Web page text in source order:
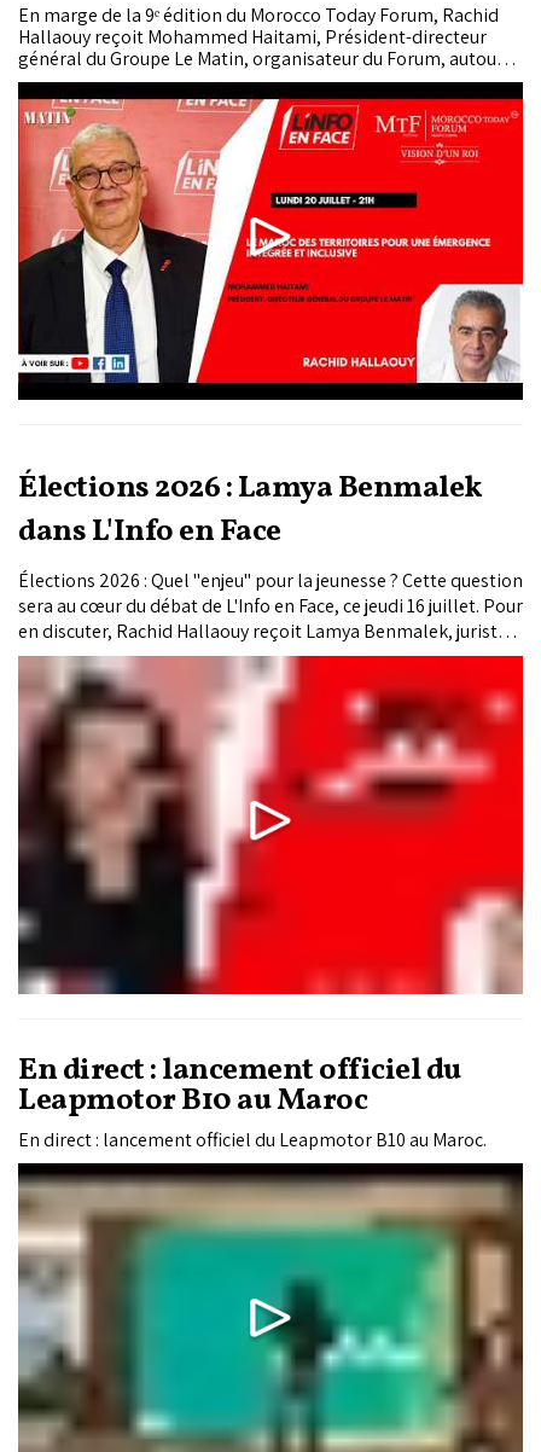
En marge de la 9ᵉ édition du Morocco Today Forum, Rachid
Hallaouy reçoit Mohammed Haitami, Président-directeur
général du Groupe Le Matin, organisateur du Forum, autour
du thème : « Le Maroc des territoires : pour une émergence
intégrée et inclusive ».
Élections 2026 : Lamya Benmalek
dans L'Info en Face
Élections 2026 : Quel "enjeu" pour la jeunesse ? Cette question
sera au cœur du débat de L'Info en Face, ce jeudi 16 juillet. Pour
en discuter, Rachid Hallaouy reçoit Lamya Benmalek, juriste
et militante associative.
En direct : lancement officiel du
Leapmotor B10 au Maroc
En direct : lancement officiel du Leapmotor B10 au Maroc.